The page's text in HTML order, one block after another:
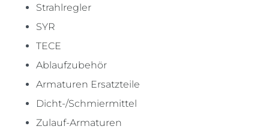
Strahlregler
SYR
TECE
Ablaufzubehör
Armaturen Ersatzteile
Dicht-/Schmiermittel
Zulauf-Armaturen